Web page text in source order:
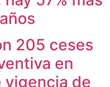
205 ceses
en
vigencia de